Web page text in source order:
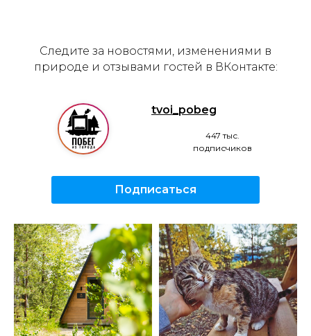
Следите за новостями, изменениями в
природе и отзывами гостей в ВКонтакте:
tvoi_pobeg
447 тыс.
подписчиков
Подписаться